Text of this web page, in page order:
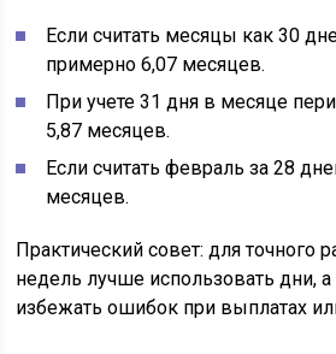
Если считать месяцы как 30
примерно 6,07 месяцев.
При учете 31 дня в месяце
5,87 месяцев.
Если считать февраль за 28
месяцев.
Практический совет: для точного
недель лучше использовать дни,
избежать ошибок при выплатах